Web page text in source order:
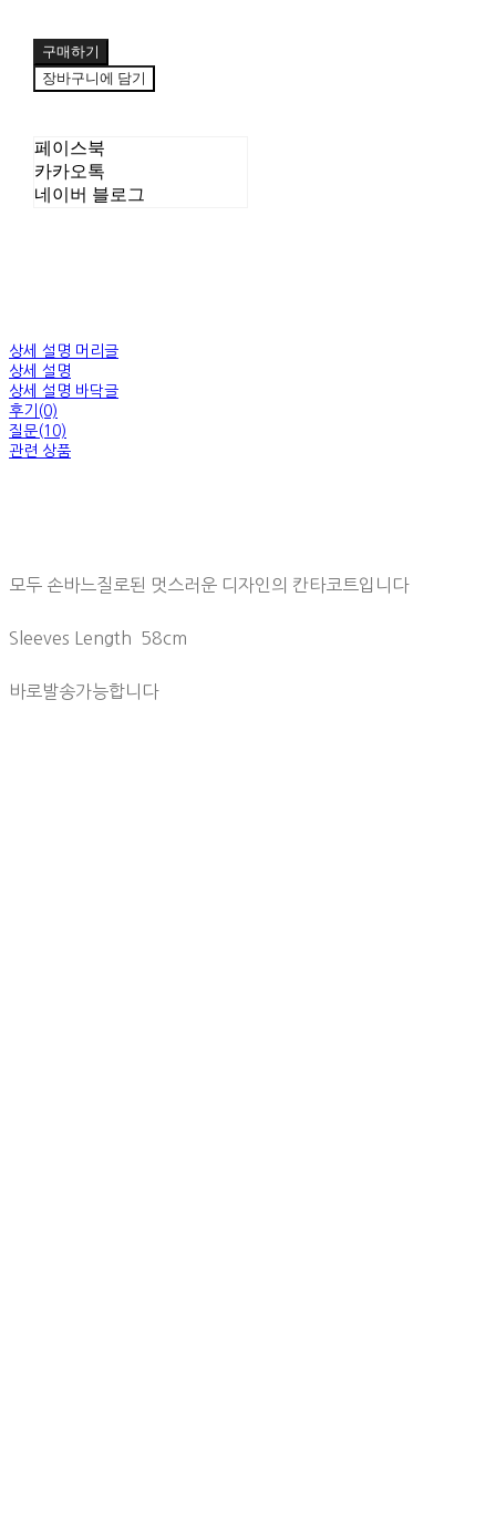
구매하기
장바구니에 담기
페이스북
카카오톡
네이버 블로그
상세 설명 머리글
상세 설명
상세 설명 바닥글
후기(0)
질문(10)
관련 상품
모두 손바느질로된 멋스러운 디자인의 칸타코트입니다
Sleeves Length 58cm
바로발송가능합니다